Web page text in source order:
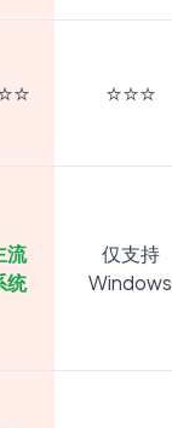
⭐⭐⭐
流
统
仅支持
Windows